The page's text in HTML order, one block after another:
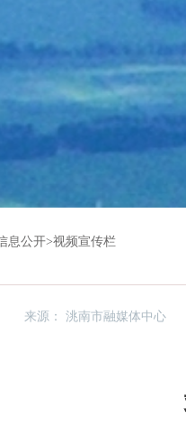
息公开>视频宣传栏
来源：洮南市融媒体中心